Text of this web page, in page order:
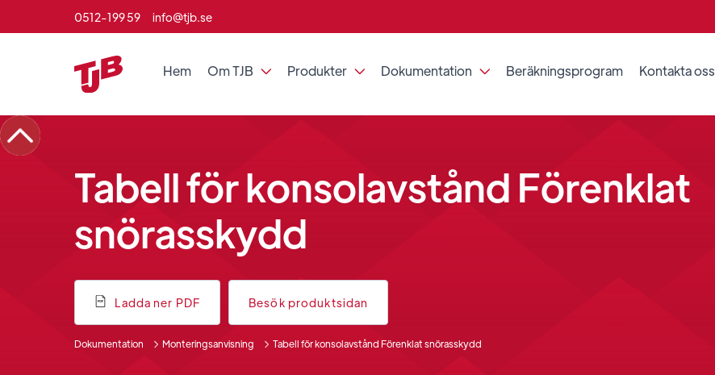
0512-199 59 info@tjb.se
Hem Om TJB  Produkter  Dokumentation  Beräkningsprogram Kontakta oss
Tabell för konsolavstånd Förenklat
snörasskydd
Ladda ner PDF Besök produktsidan
Dokumentation Monteringsanvisning Tabell för konsolavstånd Förenklat snörasskydd